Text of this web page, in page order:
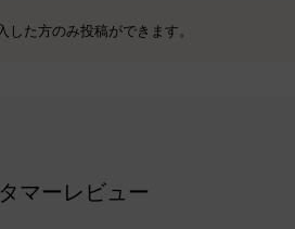
した方のみ投稿ができます。
マーレビュー